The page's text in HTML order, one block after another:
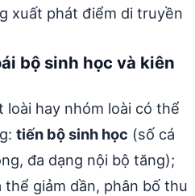
xuất phát điểm di truyền
bộ sinh học và kiên
loài hay nhóm loài có thể
tiến bộ sinh học (số cá
đa dạng nội bộ tăng);
thể giảm dần, phân bố thu